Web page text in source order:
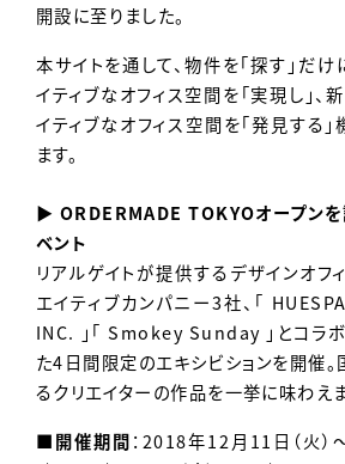
開設に至りました。
本サイトを通して、物件を「探す」だけ
イティブなオフィス空間を「実現し」、
イティブなオフィス空間を「発見する
ます。
▶ ORDERMADE TOKYOオープンを
ベント
リアルゲイトが提供するデザインオフ
エイティブカンパニー3社、「
INC. 」「 Smokey Sunday 」とコラ
た4日間限定のエキシビションを開催
るクリエイターの作品を一挙に味わえま
■開催期間：2018年12月11日（火）